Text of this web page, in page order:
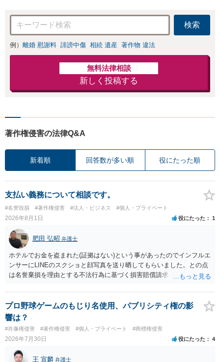
再生など幅広い分
野に対応。人生の
再出発をサポート
【初回面談無料】
検索
例） 離婚 慰謝料 誹謗中傷 相続 遺産 著作物 違法
無料法律相談
新しく投稿する
著作権侵害の法律Q&A
新着順 回答数が多い順 役にたった順
支払い義務について相談です。
#名誉毀損 #著作権侵害 #法人・ビジネス #個人・プライベート
2026年8月1日 役にたった 1
肥田 弘昭 弁護士
ホテルでお金を盗まれた(証拠はない)という事があったのでインフルエ
ンサーにLINEのスクショと顔写真を送り晒してもらいました。との点
は名誉棄損を理由とする不法行為に基づく損害賠償請求（共同不法行
その人が会社を経営しているようで仕事が飛んだとのことでその分の
賠償金と8人分の従業員の年間利益を請求すると言われています。」で
の計算がすべて損害とならないかと思いますので、損害額で争っても
良いかと思います。ご参考にしてください。
プロ野球ゲームのもじり名使用、パブリシティ権の影
響は？
#肖像権侵害 #著作権侵害 #個人・プライベート #商標権侵害
2026年7月30日 役にたった 4
王 宣麟 弁護士